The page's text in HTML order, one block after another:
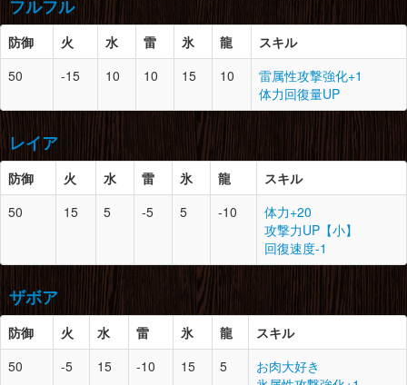
大地の結晶×10
腰
9 2
岩竜の甲殻×4
マカライト鉱石×7
鉄鉱石×6
ゲネポスの皮×3
脚
岩竜の甲殻×3
マカライト鉱石×5
毒袋×3
ゲネポスの皮×5
影蜘蛛の棘×1
盾虫の甲殻×2
胴
10 1
ブヨブヨした皮×2
鉄鉱石×8
とがった爪×2
モンスターの体液×2
腕
0
影蜘蛛の爪×2
影蜘蛛の甲殻×2
モンスターの体液×2
盾虫の甲殻×2
影蜘蛛の鋏角×2
影蜘蛛の爪×1
影蜘蛛の甲殻×1
竜骨【中】×3
脚
9
影蜘蛛の甲殻×3
睡眠袋×1
ゴム質の皮×2
とがった牙×4
フルフル
防御 火 水 雷 氷 龍
スキル
50
-15 10 10 15 10
雷属性攻撃強化+1
体力回復量UP
防御 スロット
必要素材
頭
10 2
アルビノの中落ち×1
ブヨブヨした皮×2
大地の結晶×4
モンスターの体液×2
胴
10 2
雌火竜の鱗×4
雌火竜の翼膜×3
火竜の骨髄×1
マカライト鉱石×5
1
アルビノの中落ち×1
ブヨブヨした皮×2
鉄鉱石×6
雷光虫×1
10
ブヨブヨした皮×2
レイア
防御 火 水 雷 氷 龍
スキル
50
15 5 -5 5 -10
体力+20
攻撃力UP【小】
回復速度-1
頭
10 1
雌火竜の棘×1
雌火竜の鱗×4
雌火竜の甲殻×3
大地の結晶×5
胴
10 0
化け鮫の皮×3
化け鮫のヒレ×2
ザボア
防御 火 水 雷 氷 龍
スキル
50
-5 15 -10 15 5
お肉大好き